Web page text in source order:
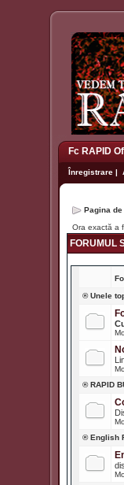
Fc RAPID
Înregistrare |
Pagina
Ora exactă a
FORUMUL
® Unele
® RAPID
® English